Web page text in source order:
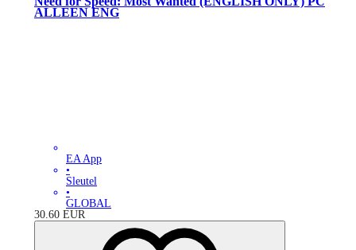
ALLEEN ENG
EA App
•
Sleutel
•
GLOBAL
30.60 EUR